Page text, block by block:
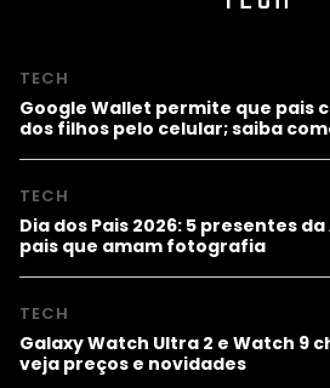
TECH
Google Wallet permite que pais
dos filhos pelo celular; saiba
TECH
Dia dos Pais 2026: 5 presentes
pais que amam fotografia
TECH
Galaxy Watch Ultra 2 e Watch 9
veja preços e novidades